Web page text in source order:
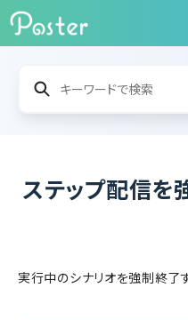
ステップ配信を
実行中のシナリオを強制終了